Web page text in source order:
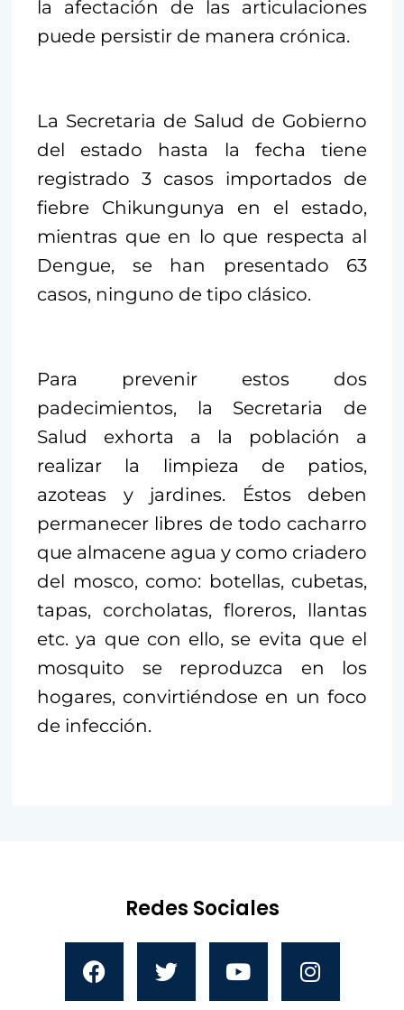
la afectación de las articulaciones
puede persistir de manera crónica.
La Secretaria de Salud de Gobierno
del estado hasta la fecha tiene
registrado 3 casos importados de
fiebre Chikungunya en el estado,
mientras que en lo que respecta al
Dengue, se han presentado 63
casos, ninguno de tipo clásico.
Para prevenir estos dos
padecimientos, la Secretaria de
Salud exhorta a la población a
realizar la limpieza de patios,
azoteas y jardines. Éstos deben
permanecer libres de todo cacharro
que almacene agua y como criadero
del mosco, como: botellas, cubetas,
tapas, corcholatas, floreros, llantas
etc. ya que con ello, se evita que el
mosquito se reproduzca en los
hogares, convirtiéndose en un foco
de infección.
Redes Sociales